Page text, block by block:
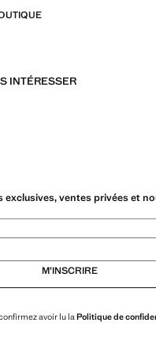
INTÉRESSER
exclusives, ventes privées et
M’INSCRIRE
avoir lu la Politique de